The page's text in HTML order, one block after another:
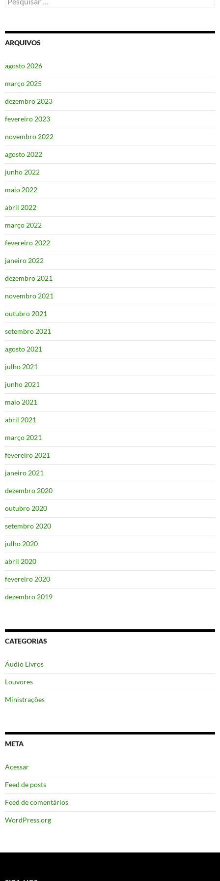
por:
ARQUIVOS
agosto 2026
março 2025
dezembro 2023
fevereiro 2023
novembro 2022
agosto 2022
junho 2022
maio 2022
abril 2022
março 2022
fevereiro 2022
janeiro 2022
dezembro 2021
novembro 2021
outubro 2021
setembro 2021
agosto 2021
julho 2021
junho 2021
maio 2021
abril 2021
março 2021
fevereiro 2021
janeiro 2021
dezembro 2020
outubro 2020
setembro 2020
julho 2020
abril 2020
fevereiro 2020
dezembro 2019
CATEGORIAS
Áudio Livros
Louvores
Ministrações
META
Acessar
Feed de posts
Feed de comentários
WordPress.org